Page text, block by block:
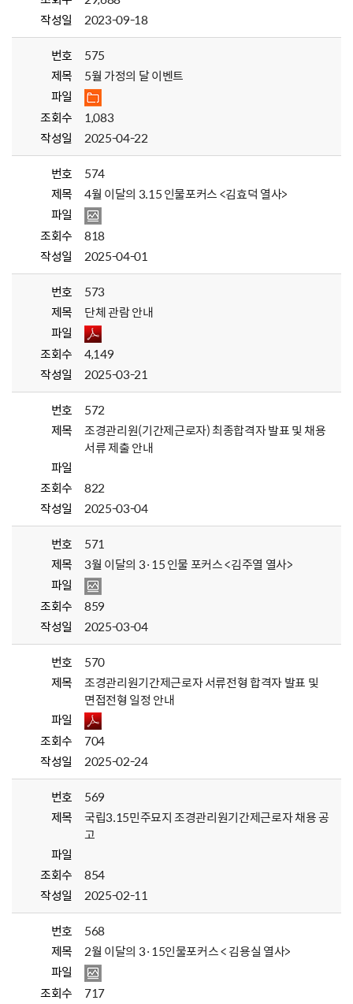
작성일
2023-09-18
번호
575
제목
5월 가정의 달 이벤트
파일
조회수
1,083
작성일
2025-04-22
번호
574
제목
4월 이달의 3.15 인물포커스 <김효덕 열사>
파일
조회수
818
작성일
2025-04-01
번호
573
제목
단체 관람 안내
파일
조회수
4,149
작성일
2025-03-21
번호
572
제목
조경관리원(기간제근로자) 최종합격자 발표 및 채용
서류 제출 안내
파일
조회수
822
작성일
2025-03-04
번호
571
제목
3월 이달의 3·15 인물 포커스 <김주열 열사>
파일
조회수
859
작성일
2025-03-04
번호
570
제목
조경관리원기간제근로자 서류전형 합격자 발표 및
면접전형 일정 안내
파일
조회수
704
작성일
2025-02-24
번호
569
제목
국립3.15민주묘지 조경관리원기간제근로자 채용 공
고
파일
조회수
854
작성일
2025-02-11
번호
568
제목
2월 이달의 3·15인물포커스 < 김용실 열사>
파일
조회수
717